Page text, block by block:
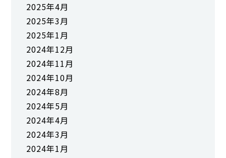
2025年4月
2025年3月
2025年1月
2024年12月
2024年11月
2024年10月
2024年8月
2024年5月
2024年4月
2024年3月
2024年1月